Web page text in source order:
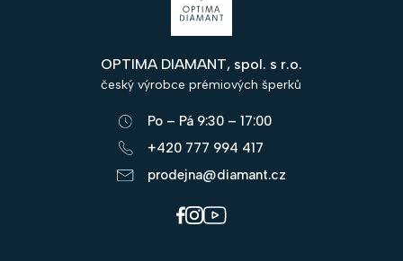
OPTIMA DIAMANT, spol. s r.o.
český výrobce prémiových šperků
Po – Pá 9:30 – 17:00
+420 777 994 417
prodejna@diamant.cz